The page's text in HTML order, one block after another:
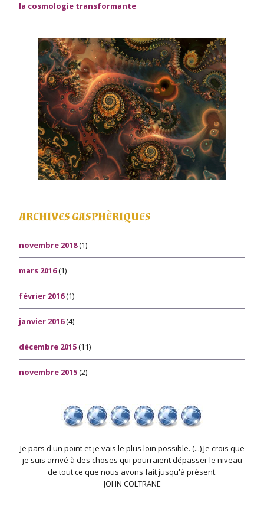
la cosmologie transformante
ARCHIVES GASPHÈRIQUES
novembre 2018(1)
mars 2016(1)
février 2016(1)
janvier 2016(4)
décembre 2015(11)
novembre 2015(2)
Je pars d'un point et je vais le plus loin possible. (...) Je crois que
je suis arrivé à des choses qui pourraient dépasser le niveau
de tout ce que nous avons fait jusqu'à présent.
JOHN COLTRANE